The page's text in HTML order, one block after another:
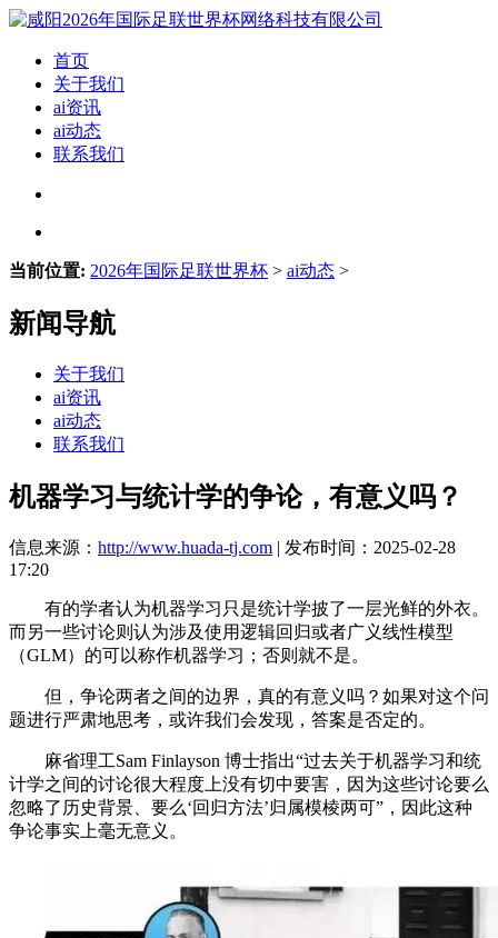
首页
关于我们
ai资讯
ai动态
联系我们
当前位置: 2026年国际足联世界杯 > ai动态 >
新闻导航
关于我们
ai资讯
ai动态
联系我们
机器学习与统计学的争论，有意义吗？
信息来源： http://www.huada-tj.com | 发布时间：2025-02-28
17:20
有的学者认为机器学习只是统计学披了一层光鲜的外衣。
而另一些讨论则认为涉及使用逻辑回归或者广义线性模型
（GLM）的可以称作机器学习；否则就不是。
但，争论两者之间的边界，真的有意义吗？如果对这个问
题进行严肃地思考，或许我们会发现，答案是否定的。
麻省理工Sam Finlayson 博士指出“过去关于机器学习和统
计学之间的讨论很大程度上没有切中要害，因为这些讨论要么
忽略了历史背景、要么‘回归方法’归属模棱两可”，因此这种
争论事实上毫无意义。